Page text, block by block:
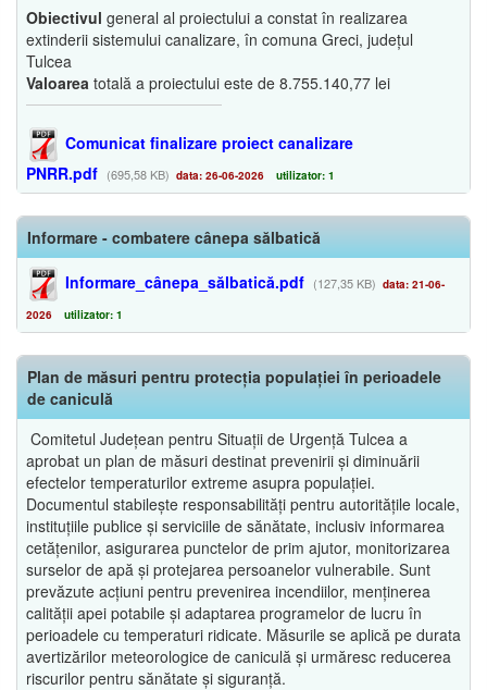
Obiectivul general al proiectului a constat în realizarea
extinderii sistemului canalizare, în comuna Greci, județul
Tulcea
Valoarea totală a proiectului este de 8.755.140,77 lei
Comunicat finalizare proiect canalizare
PNRR.pdf (695,58 KB) data: 26-06-2026 utilizator: 1
Informare - combatere cânepa sălbatică
Informare_cânepa_sălbatică.pdf (127,35 KB) data: 21-06-
2026 utilizator: 1
Plan de măsuri pentru protecția populației în perioadele
de caniculă
Comitetul Județean pentru Situații de Urgență Tulcea a
aprobat un plan de măsuri destinat prevenirii și diminuării
efectelor temperaturilor extreme asupra populației.
Documentul stabilește responsabilități pentru autoritățile locale,
instituțiile publice și serviciile de sănătate, inclusiv informarea
cetățenilor, asigurarea punctelor de prim ajutor, monitorizarea
surselor de apă și protejarea persoanelor vulnerabile. Sunt
prevăzute acțiuni pentru prevenirea incendiilor, menținerea
calității apei potabile și adaptarea programelor de lucru în
perioadele cu temperaturi ridicate. Măsurile se aplică pe durata
avertizărilor meteorologice de caniculă și urmăresc reducerea
riscurilor pentru sănătate și siguranță.